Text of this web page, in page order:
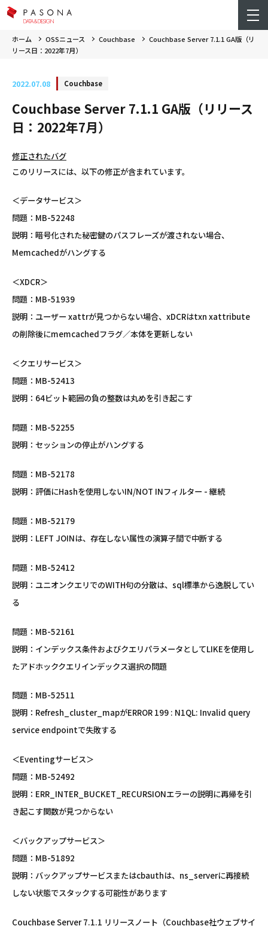
ホーム OSSニュース Couchbase
Couchbase Server 7.1.1 GA版（リ
リース日：2022年7月）
2022.07.08 Couchbase
Couchbase Server 7.1.1 GA版（リリース
日：2022年7月）
修正されたバグ
このリリースには、以下の修正が含まれています。
＜データサービス＞
問題：MB-52248
説明：暗号化された秘密鍵のパスフレーズが渡されない場合、
Memcachedがハングする
＜XDCR＞
問題：MB-51939
説明：ユーザー xattrが見つからない場合、xDCRはtxn xattribute
の削除後にmemcachedフラグ／本体を更新しない
＜クエリサービス＞
問題：MB-52413
説明：64ビット範囲の負の整数は丸めを引き起こす
問題：MB-52255
説明：セッションの停止がハングする
問題：MB-52178
説明：評価にHashを使用しないIN/NOT INフィルター - 継続
問題：MB-52179
説明：LEFT JOINは、存在しない属性の演算子間で中断する
問題：MB-52412
説明：ユニオンクエリでのWITH句の分散は、sql標準から逸脱してい
る
問題：MB-52161
説明：インデックス条件およびクエリパラメータとしてLIKEを使用し
たアドホッククエリインデックス選択の問題
問題：MB-52511
説明：Refresh_cluster_mapがERROR 199 : N1QL: Invalid query
service endpointで失敗する
＜Eventingサービス＞
問題：MB-52492
説明：ERR_INTER_BUCKET_RECURSIONエラーの説明に再帰を引
き起こす関数が見つからない
＜バックアップサービス＞
問題：MB-51892
説明：バックアップサービスまたはcbauthは、ns_serverに再接続
しない状態でスタックする可能性があります
Couchbase Server 7.1.1 リリースノート（Couchbase社ウェブサイ